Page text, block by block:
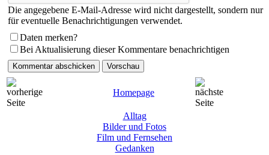
Die angegebene E-Mail-Adresse wird nicht dargestellt, sondern nur
für eventuelle Benachrichtigungen verwendet.
Daten merken?
Bei Aktualisierung dieser Kommentare benachrichtigen
Homepage
Alltag
Bilder und Fotos
Film und Fernsehen
Gedanken